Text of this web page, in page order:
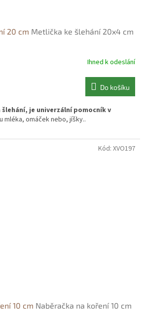
20 cm Metlička ke šlehání 20x4 cm
Ihned k odeslání
Do košíku
je univerzální pomocník v
mléka, omáček nebo, jíšky..
10 cm Naběračka na koření 10 cm
Kód: XVO197